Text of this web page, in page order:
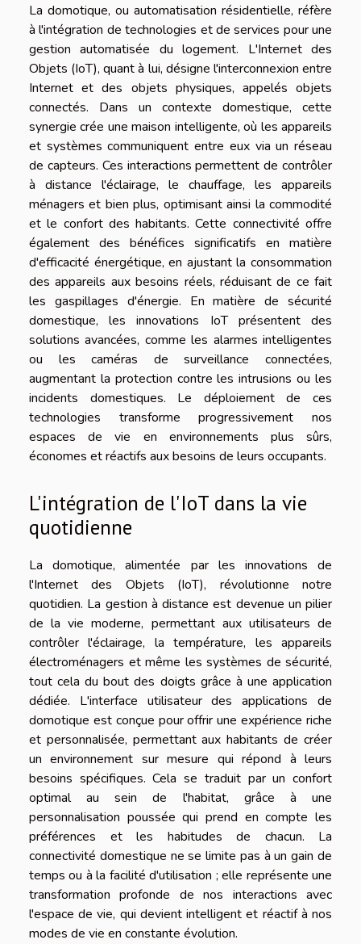
La domotique, ou automatisation résidentielle, réfère
à l'intégration de technologies et de services pour une
gestion automatisée du logement. L'Internet des
Objets (IoT), quant à lui, désigne l'interconnexion entre
Internet et des objets physiques, appelés objets
connectés. Dans un contexte domestique, cette
synergie crée une maison intelligente, où les appareils
et systèmes communiquent entre eux via un réseau
de capteurs. Ces interactions permettent de contrôler
à distance l'éclairage, le chauffage, les appareils
ménagers et bien plus, optimisant ainsi la commodité
et le confort des habitants. Cette connectivité offre
également des bénéfices significatifs en matière
d'efficacité énergétique, en ajustant la consommation
des appareils aux besoins réels, réduisant de ce fait
les gaspillages d'énergie. En matière de sécurité
domestique, les innovations IoT présentent des
solutions avancées, comme les alarmes intelligentes
ou les caméras de surveillance connectées,
augmentant la protection contre les intrusions ou les
incidents domestiques. Le déploiement de ces
technologies transforme progressivement nos
espaces de vie en environnements plus sûrs,
économes et réactifs aux besoins de leurs occupants.
L'intégration de l'IoT dans la vie
quotidienne
La domotique, alimentée par les innovations de
l'Internet des Objets (IoT), révolutionne notre
quotidien. La gestion à distance est devenue un pilier
de la vie moderne, permettant aux utilisateurs de
contrôler l'éclairage, la température, les appareils
électroménagers et même les systèmes de sécurité,
tout cela du bout des doigts grâce à une application
dédiée. L'interface utilisateur des applications de
domotique est conçue pour offrir une expérience riche
et personnalisée, permettant aux habitants de créer
un environnement sur mesure qui répond à leurs
besoins spécifiques. Cela se traduit par un confort
optimal au sein de l'habitat, grâce à une
personnalisation poussée qui prend en compte les
préférences et les habitudes de chacun. La
connectivité domestique ne se limite pas à un gain de
temps ou à la facilité d'utilisation ; elle représente une
transformation profonde de nos interactions avec
l'espace de vie, qui devient intelligent et réactif à nos
modes de vie en constante évolution.